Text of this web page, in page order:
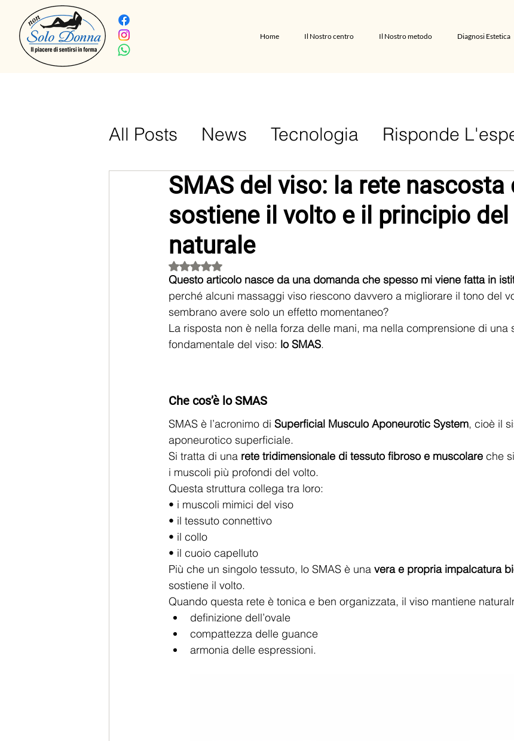
Home Il Nostro centro Il Nostro metodo Diagnosi Estetica
All Posts News Tecnologia Risponde
curiosita
SMAS del viso: la rete nascosta
sostiene il volto e il principio
naturale
Valutazione NaN stelle su 5.
Questo articolo nasce da una domanda che spesso mi viene fatta in
perché alcuni massaggi viso riescono davvero a migliorare il tono del
sembrano avere solo un effetto momentaneo?
La risposta non è nella forza delle mani, ma nella comprensione di una
fondamentale del viso: lo SMAS.
Che cos’è lo SMAS
SMAS è l’acronimo di Superficial Musculo Aponeurotic System, cioè il
aponeurotico superficiale.
Si tratta di una rete tridimensionale di tessuto fibroso e muscolare che
i muscoli più profondi del volto.
Questa struttura collega tra loro:
• i muscoli mimici del viso
• il tessuto connettivo
• il collo
• il cuoio capelluto
Più che un singolo tessuto, lo SMAS è una vera e propria impalcatura
sostiene il volto.
Quando questa rete è tonica e ben organizzata, il viso mantiene
definizione dell’ovale
compattezza delle guance
armonia delle espressioni.